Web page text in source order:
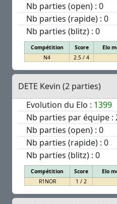
Nb parties (open) : 0
Nb parties (rapide) : 0
Nb parties (blitz) : 0
Compétition Score Elo
N4
2.5 / 4
DETE Kevin (2 parties)
Evolution du Elo : 1399
Nb parties par équipe :
Nb parties (open) : 0
Nb parties (rapide) : 0
Nb parties (blitz) : 0
Compétition Score Elo
R1NOR
1 / 2